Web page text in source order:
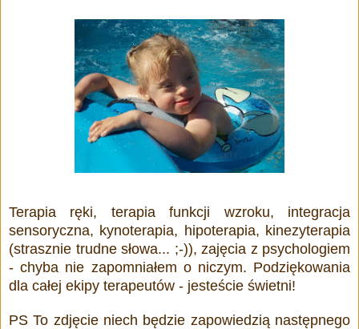
Terapia ręki, terapia funkcji wzroku, integracja
sensoryczna, kynoterapia, hipoterapia, kinezyterapia
(strasznie trudne słowa... ;-)), zajęcia z psychologiem
- chyba nie zapomniałem o niczym. Podziękowania
dla całej ekipy terapeutów - jesteście świetni!
PS To zdjęcie niech będzie zapowiedzią następnego